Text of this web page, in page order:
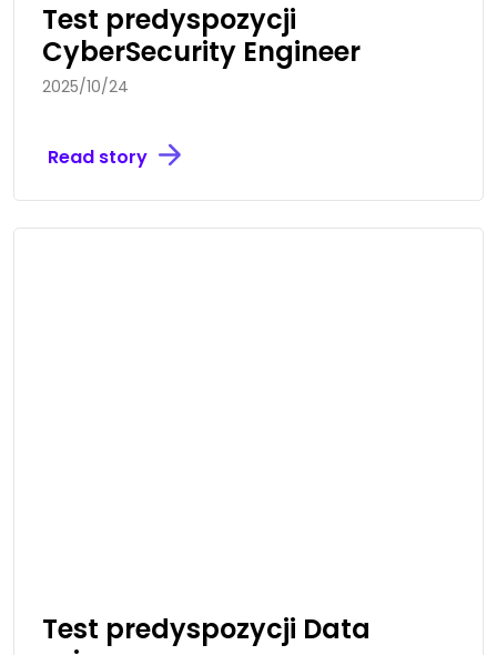
Test predyspozycji
CyberSecurity Engineer
2025/10/24
Read story
Test predyspozycji Data